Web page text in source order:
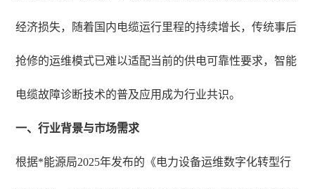
经济损失，随着国内电缆运行里程的持续增长，传统事后
抢修的运维模式已难以适配当前的供电可靠性要求，智能
电缆故障诊断技术的普及应用成为行业共识。
一、行业背景与市场需求
根据*能源局2025年发布的《电力设备运维数字化转型行